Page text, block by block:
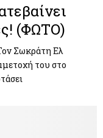
(ΦΩΤΟ)
Σωκράτη Ελ
του στο